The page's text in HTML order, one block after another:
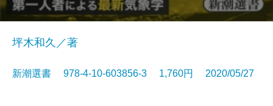
坪木和久／著
新潮選書 978-4-10-603856-3 1,760円 2020/05/27